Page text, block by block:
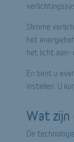
Slimme
het
het licht aan-
En bent u
instellen. U
Wat zijn
De